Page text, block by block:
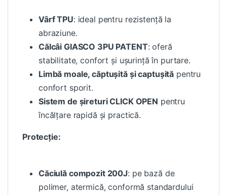
Vârf TPU: ideal pentru rezistență la
abraziune.
Călcâi GIASCO 3PU PATENT: oferă
stabilitate, confort și ușurință în purtare.
Limbă moale, căptușită și captușită pentru
confort sporit.
Sistem de șireturi CLICK OPEN pentru
încălțare rapidă și practică.
Protecție:
Căciulă compozit 200J: pe bază de
polimer, atermică, conformă standardului